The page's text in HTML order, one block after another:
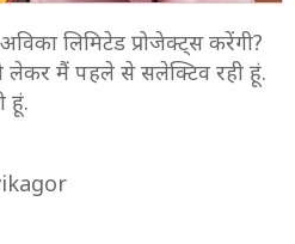
लिमिटेड प्रोजेक्ट्स करेंगी?
लेकर मैं पहले से सलेक्टिव रही हूं.
हूं.